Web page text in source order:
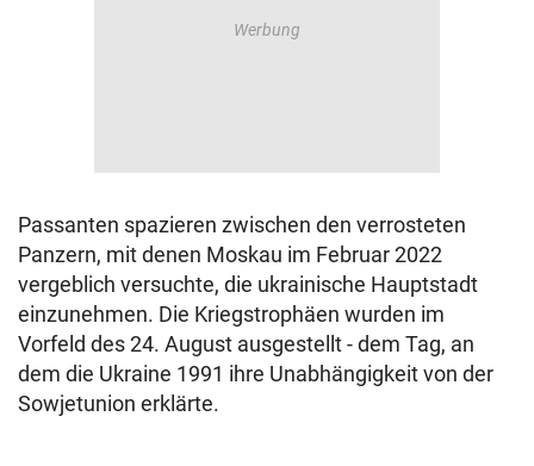
Passanten spazieren zwischen den verrosteten
Panzern, mit denen Moskau im Februar 2022
vergeblich versuchte, die ukrainische Hauptstadt
einzunehmen. Die Kriegstrophäen wurden im
Vorfeld des 24. August ausgestellt - dem Tag, an
dem die Ukraine 1991 ihre Unabhängigkeit von der
Sowjetunion erklärte.